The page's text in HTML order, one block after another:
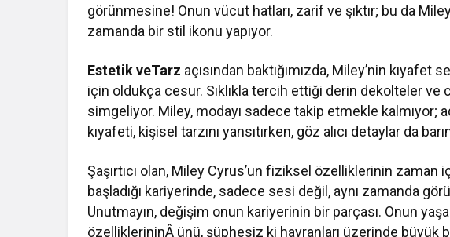
görünmesine! Onun vücut hatları, zarif ve şıktır; bu da
zamanda bir stil ikonu yapıyor.
Estetik veTarz açısından baktığımızda, Miley’nin
için oldukça cesur. Sıklıkla tercih ettiği derin dekolteler
simgeliyor. Miley, modayı sadece takip etmekle kalmıyor;
kıyafeti, kişisel tarzını yansıtırken, göz alıcı detaylar da
Şaşırtıcı olan, Miley Cyrus’un fiziksel özelliklerinin zaman
başladığı kariyerinde, sadece sesi değil, aynı zamanda
Unutmayın, değişim onun kariyerinin bir parçası. Onun
özelliklerininÂ ünü, şüphesiz ki hayranları üzerinde büyük